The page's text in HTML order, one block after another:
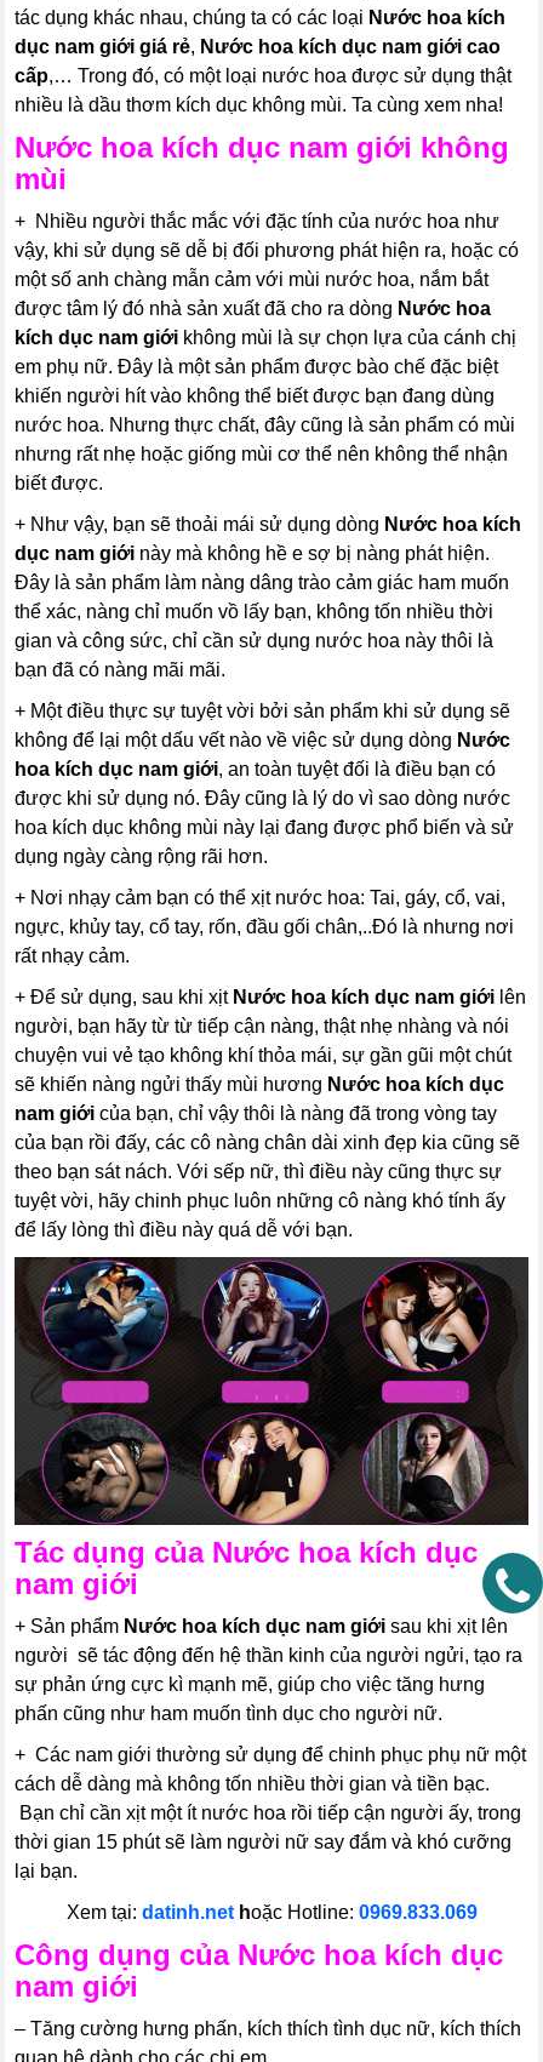
tác dụng khác nhau, chúng ta có các loại Nước hoa kích
dục nam giới giá rẻ, Nước hoa kích dục nam giới cao
cấp,… Trong đó, có một loại nước hoa được sử dụng thật
nhiều là dầu thơm kích dục không mùi. Ta cùng xem nha!
Nước hoa kích dục nam giới không
mùi
+ Nhiều người thắc mắc với đặc tính của nước hoa như
vậy, khi sử dụng sẽ dễ bị đối phương phát hiện ra, hoặc có
một số anh chàng mẫn cảm với mùi nước hoa, nắm bắt
được tâm lý đó nhà sản xuất đã cho ra dòng Nước hoa
kích dục nam giới không mùi là sự chọn lựa của cánh chị
em phụ nữ. Đây là một sản phẩm được bào chế đặc biệt
khiến người hít vào không thể biết được bạn đang dùng
nước hoa. Nhưng thực chất, đây cũng là sản phẩm có mùi
nhưng rất nhẹ hoặc giống mùi cơ thể nên không thể nhận
biết được.
+ Như vậy, bạn sẽ thoải mái sử dụng dòng Nước hoa kích
dục nam giới này mà không hề e sợ bị nàng phát hiện.
Đây là sản phẩm làm nàng dâng trào cảm giác ham muốn
thể xác, nàng chỉ muốn vồ lấy bạn, không tốn nhiều thời
gian và công sức, chỉ cần sử dụng nước hoa này thôi là
bạn đã có nàng mãi mãi.
+ Một điều thực sự tuyệt vời bởi sản phẩm khi sử dụng sẽ
không để lại một dấu vết nào về việc sử dụng dòng Nước
hoa kích dục nam giới, an toàn tuyệt đối là điều bạn có
được khi sử dụng nó. Đây cũng là lý do vì sao dòng nước
hoa kích dục không mùi này lại đang được phổ biến và sử
dụng ngày càng rộng rãi hơn.
+ Nơi nhạy cảm bạn có thể xịt nước hoa: Tai, gáy, cổ, vai,
ngực, khủy tay, cổ tay, rốn, đầu gối chân,..Đó là nhưng nơi
rất nhạy cảm.
+ Để sử dụng, sau khi xịt Nước hoa kích dục nam giới lên
người, bạn hãy từ từ tiếp cận nàng, thật nhẹ nhàng và nói
chuyện vui vẻ tạo không khí thỏa mái, sự gần gũi một chút
sẽ khiến nàng ngửi thấy mùi hương Nước hoa kích dục
nam giới của bạn, chỉ vậy thôi là nàng đã trong vòng tay
của bạn rồi đấy, các cô nàng chân dài xinh đẹp kia cũng sẽ
theo bạn sát nách. Với sếp nữ, thì điều này cũng thực sự
tuyệt vời, hãy chinh phục luôn những cô nàng khó tính ấy
để lấy lòng thì điều này quá dễ với bạn.
Tác dụng của Nước hoa kích dục
nam giới
+ Sản phẩm Nước hoa kích dục nam giới sau khi xịt lên
người sẽ tác động đến hệ thần kinh của người ngửi, tạo ra
sự phản ứng cực kì mạnh mẽ, giúp cho việc tăng hưng
phấn cũng như ham muốn tình dục cho người nữ.
+ Các nam giới thường sử dụng để chinh phục phụ nữ một
cách dễ dàng mà không tốn nhiều thời gian và tiền bạc.
Bạn chỉ cần xịt một ít nước hoa rồi tiếp cận người ấy, trong
thời gian 15 phút sẽ làm người nữ say đắm và khó cưỡng
lại bạn.
Xem tại: datinh.nethoặc Hotline: 0969.833.069
Công dụng của Nước hoa kích dục
nam giới
– Tăng cường hưng phấn, kích thích tình dục nữ, kích thích